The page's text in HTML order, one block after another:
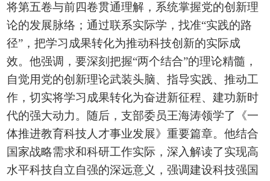
将第五卷与前四卷贯通理解，系统掌握党的创新理
论的发展脉络；通过联系实际学，找准“实践的路
径”，把学习成果转化为推动科技创新的实际成
效。他强调，要深刻把握“两个结合”的理论精髓，
自觉用党的创新理论武装头脑、指导实践、推动工
作，切实将学习成果转化为奋进新征程、建功新时
代的强大动力。随后，支部委员王海涛领学了《一
体推进教育科技人才事业发展》重要篇章。他结合
国家战略需求和科研工作实际，深入解读了实现高
水平科技自立自强的深远意义，强调建设科技强国